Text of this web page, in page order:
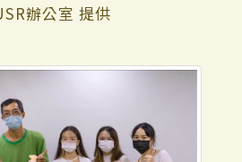
辦公室 提供